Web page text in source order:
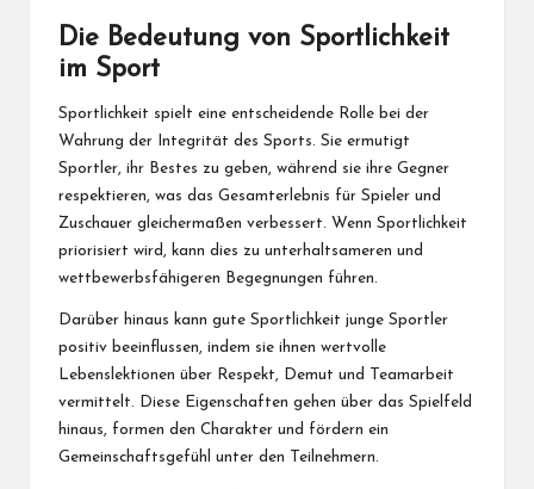
Die Bedeutung von Sportlichkeit
im Sport
Sportlichkeit spielt eine entscheidende Rolle bei der
Wahrung der Integrität des Sports. Sie ermutigt
Sportler, ihr Bestes zu geben, während sie ihre Gegner
respektieren, was das Gesamterlebnis für Spieler und
Zuschauer gleichermaßen verbessert. Wenn Sportlichkeit
priorisiert wird, kann dies zu unterhaltsameren und
wettbewerbsfähigeren Begegnungen führen.
Darüber hinaus kann gute Sportlichkeit junge Sportler
positiv beeinflussen, indem sie ihnen wertvolle
Lebenslektionen über Respekt, Demut und Teamarbeit
vermittelt. Diese Eigenschaften gehen über das Spielfeld
hinaus, formen den Charakter und fördern ein
Gemeinschaftsgefühl unter den Teilnehmern.